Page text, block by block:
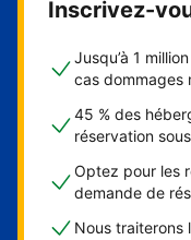
Inscrivez-
Jusqu’à 1
cas dommages
45 % des
réservation
Optez pour les
demande de
Nous traiterons